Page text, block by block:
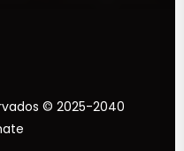
© 2025-2040